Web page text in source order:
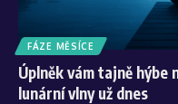
FÁZE MĚSÍCE
Úplněk vám tajně
lunární vlny už dnes